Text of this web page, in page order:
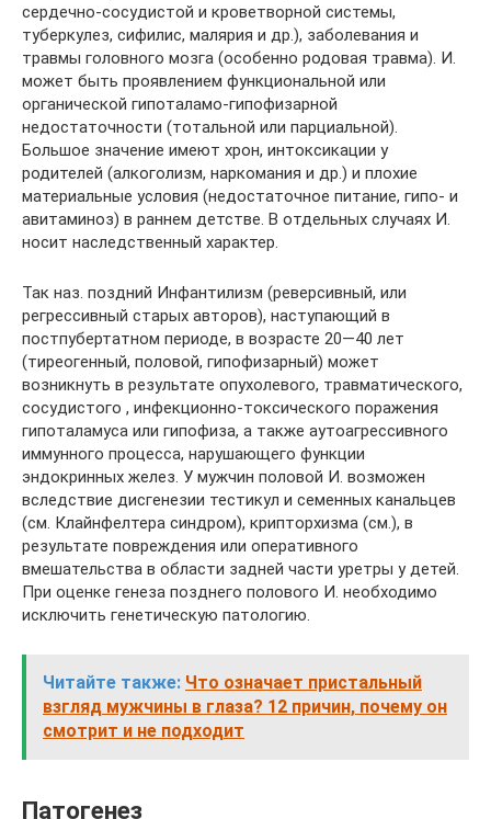
сердечно-сосудистой и кроветворной системы,
туберкулез, сифилис, малярия и др.), заболевания и
травмы головного мозга (особенно родовая травма). И.
может быть проявлением функциональной или
органической гипоталамо-гипофизарной
недостаточности (тотальной или парциальной).
Большое значение имеют хрон, интоксикации у
родителей (алкоголизм, наркомания и др.) и плохие
материальные условия (недостаточное питание, гипо- и
авитаминоз) в раннем детстве. В отдельных случаях И.
носит наследственный характер.
Так наз. поздний Инфантилизм (реверсивный, или
регрессивный старых авторов), наступающий в
постпубертатном периоде, в возрасте 20—40 лет
(тиреогенный, половой, гипофизарный) может
возникнуть в результате опухолевого, травматического,
сосудистого , инфекционно-токсического поражения
гипоталамуса или гипофиза, а также аутоагрессивного
иммунного процесса, нарушающего функции
эндокринных желез. У мужчин половой И. возможен
вследствие дисгенезии тестикул и семенных канальцев
(см. Клайнфелтера синдром), крипторхизма (см.), в
результате повреждения или оперативного
вмешательства в области задней части уретры у детей.
При оценке генеза позднего полового И. необходимо
исключить генетическую патологию.
Читайте также: Что означает пристальный
взгляд мужчины в глаза? 12 причин, почему он
смотрит и не подходит
Патогенез